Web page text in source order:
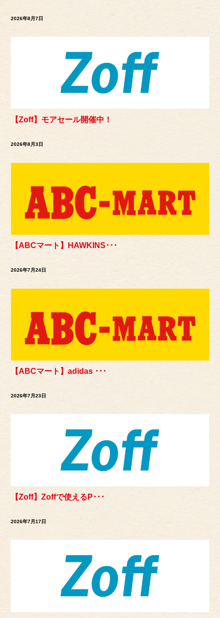
2026年8月7日
【Zoff】モアセール開催中！
2026年8月3日
【ABCマート】HAWKINS･･･
2026年7月24日
【ABCマート】adidas ･･･
2026年7月23日
【Zoff】Zoffで使えるP･･･
2026年7月17日